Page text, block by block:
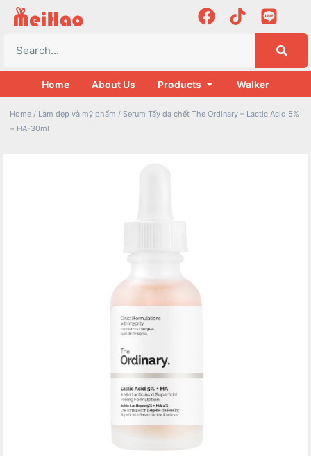
Home About Us Products Walker
Home / Làm đẹp và mỹ phẩm / Serum Tẩy da chết The Ordinary – Lactic Acid 5%
+ HA-30ml